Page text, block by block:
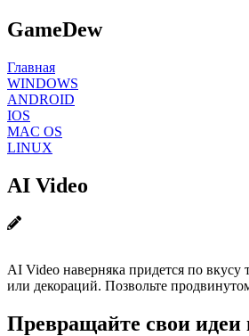
GameDew
Главная
WINDOWS
ANDROID
IOS
MAC OS
LINUX
AI Video
AI Video наверняка придется по вкусу
или декораций. Позвольте
Превращайте свои